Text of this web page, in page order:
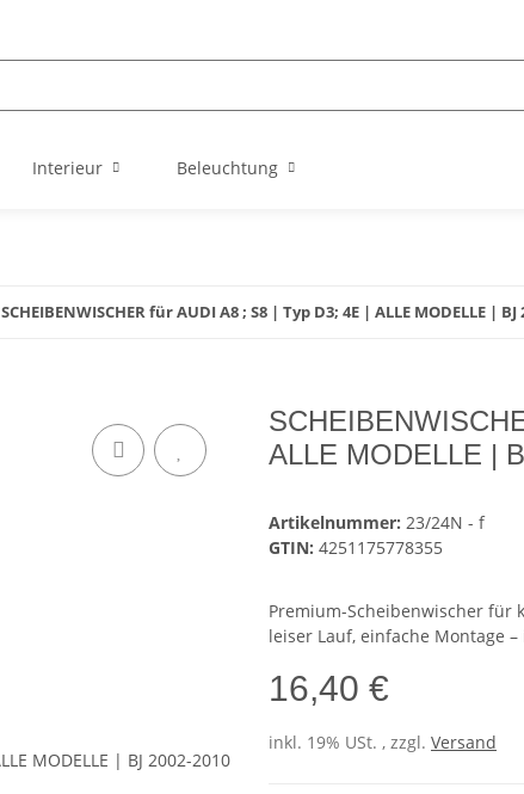
Interieur Beleuchtung
SCHEIBENWISCHER für AUDI A8 ; S8 | Typ D3; 4E | ALLE MODELLE | BJ
ALLE MODELLE |
Artikelnummer: 23/24N - f
GTIN: 4251175778355
Premium-Scheibenwischer für
leiser Lauf, einfache Montage
16,40 €
inkl. 19% USt. , zzgl. Versand